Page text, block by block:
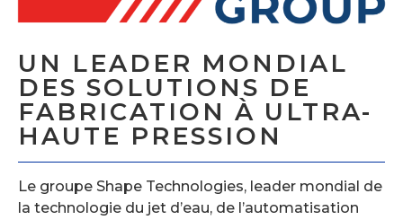
UN LEADER MONDIAL
DES SOLUTIONS DE
FABRICATION À ULTRA-
HAUTE PRESSION
Le groupe Shape Technologies, leader mondial de
la technologie du jet d’eau, de l’automatisation